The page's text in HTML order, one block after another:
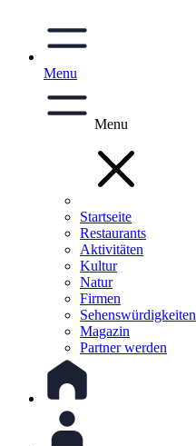
Menu
Menu
Startseite
Restaurants
Aktivitäten
Kultur
Natur
Firmen
Sehenswürdigkeiten
Magazin
Partner werden